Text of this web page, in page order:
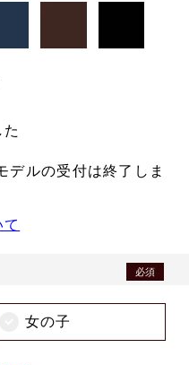
デルの受付は終了しま
必須
女の子